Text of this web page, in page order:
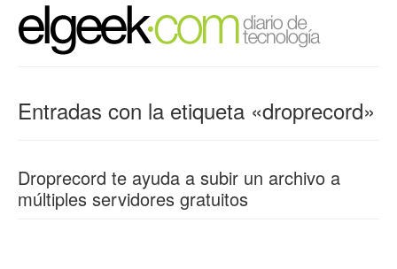
Entradas con la etiqueta «droprecord»
Droprecord te ayuda a subir un archivo a
múltiples servidores gratuitos